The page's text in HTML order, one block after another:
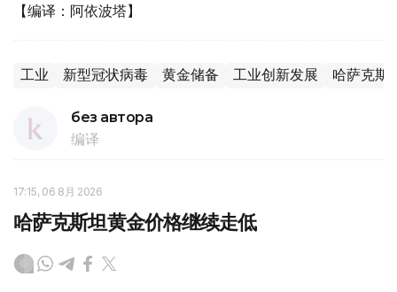
【编译：阿依波塔】
工业 新型冠状病毒 黄金储备 工业创新发展 哈萨克斯
без автора
编译
17:15, 06 8月 2026
哈萨克斯坦黄金价格继续走低